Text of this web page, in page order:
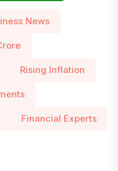
News
Rising Inflation
Financial Experts